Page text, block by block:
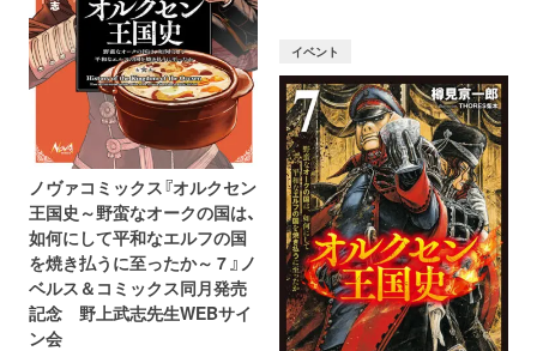
ノヴァコミックス『オルクセン
王国史～野蛮なオークの国は、
如何にして平和なエルフの国
を焼き払うに至ったか～ 7 』ノ
ベルス＆コミックス同月発売
記念 野上武志先生WEBサイ
ン会
イベント